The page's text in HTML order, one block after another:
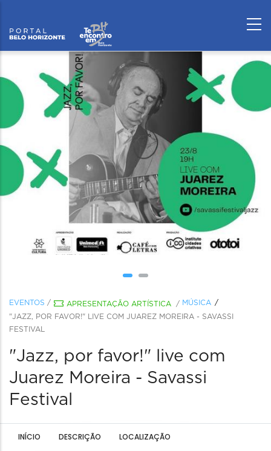
EVENTOS / APRESENTAÇÃO ARTÍSTICA / MÚSICA
"JAZZ, POR FAVOR!" LIVE COM JUAREZ MOREIRA - SAVASSI
FESTIVAL
"Jazz, por favor!" live com
Juarez Moreira - Savassi
Festival
INÍCIO DESCRIÇÃO LOCALIZAÇÃO